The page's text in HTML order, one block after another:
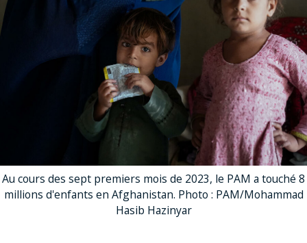
Au cours des sept premiers mois de 2023, le PAM a touché 8
millions d'enfants en Afghanistan. Photo : PAM/Mohammad
Hasib Hazinyar